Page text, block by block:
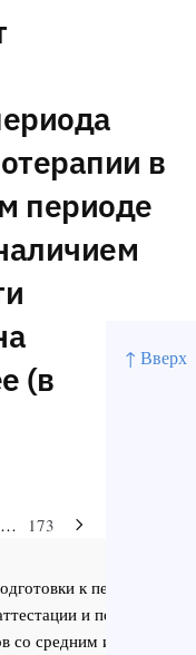
↑ Вверх
в
периоде
(в
… 173
к первичной
и повышения
со средним и высшим